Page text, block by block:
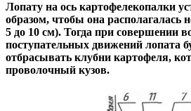
Лопату на ось картофелекопалки
образом, чтобы она располагалась
5 до 10 см). Тогда при совершении
поступательных движений лопата
отбрасывать клубни картофеля,
проволочный кузов.